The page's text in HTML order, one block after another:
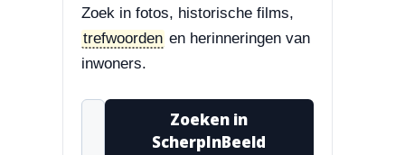
3-8-2026
Treurbeuk op de Halve Maan
“Treurbeuk op het
ravelijn Styrum. Pracht
boom!”
Zoek in fotos, historische films,
trefwoorden en herinneringen van
inwoners.
Zoeken in
ScherpInBeeld